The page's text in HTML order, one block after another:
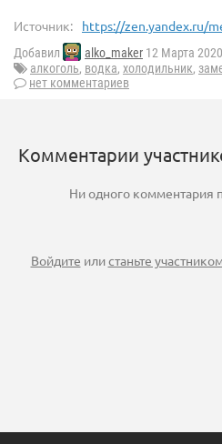
Источник: https://zen.yandex.ru/
Добавил alko_maker 12 Марта 2020
алкоголь, водка, холодильник,
нет комментариев
Комментарии
Ни одного комментария
Войдите илистаньте